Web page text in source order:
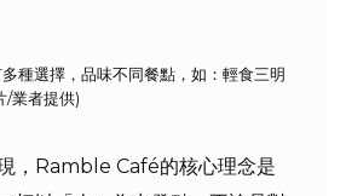
種選擇，品味不同餐點，如：輕食三明
/業者提供)
，Ramble Café的核心理念是